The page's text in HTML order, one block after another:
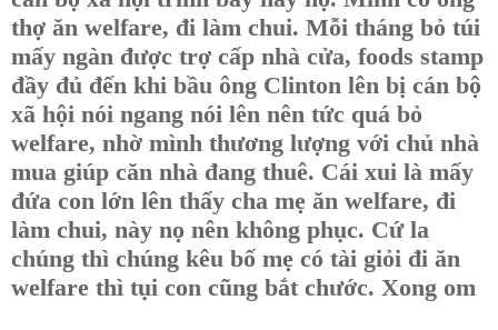
thợ ăn welfare, đi làm chui. Mỗi tháng bỏ túi
mấy ngàn được trợ cấp nhà cửa, foods stamp
đầy đủ đến khi bầu ông Clinton lên bị cán bộ
xã hội nói ngang nói lên nên tức quá bỏ
welfare, nhờ mình thương lượng với chủ nhà
mua giúp căn nhà đang thuê. Cái xui là mấy
đứa con lớn lên thấy cha mẹ ăn welfare, đi
làm chui, này nọ nên không phục. Cứ la
chúng thì chúng kêu bố mẹ có tài giỏi đi ăn
welfare thì tụi con cũng bắt chước. Xong om